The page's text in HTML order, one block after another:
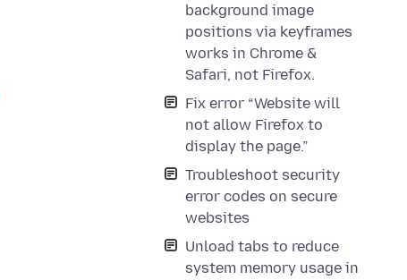
background image
positions via keyframes
works in Chrome &
Safari, not Firefox.
Fix error “Website will
not allow Firefox to
display the page.”
Troubleshoot security
error codes on secure
websites
Unload tabs to reduce
system memory usage in